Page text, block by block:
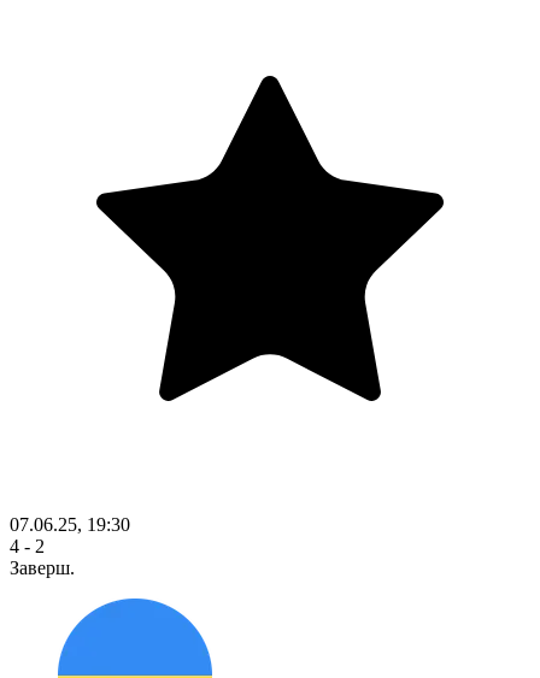
07.06.25, 19:30
4 - 2
Заверш.